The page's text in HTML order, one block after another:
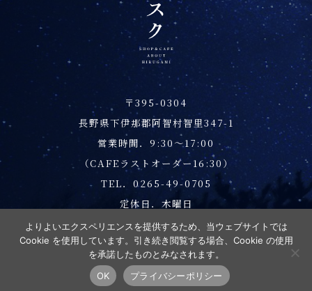
〒395-0304
長野県下伊那郡阿智村智里347-1
営業時間．9:30～17:00
（CAFEラストオーダー16:30）
TEL．0265-49-0705
定休日．木曜日
プライバシーポリシー
Copyright © 2026 昼神キヲスク All Rights Reserved.
よりよいエクスペリエンスを提供するため、当ウェブサイトでは
Cookie を使用しています。引き続き閲覧する場合、Cookie の使用
を承諾したものとみなされます。
OK
プライバシーポリシー